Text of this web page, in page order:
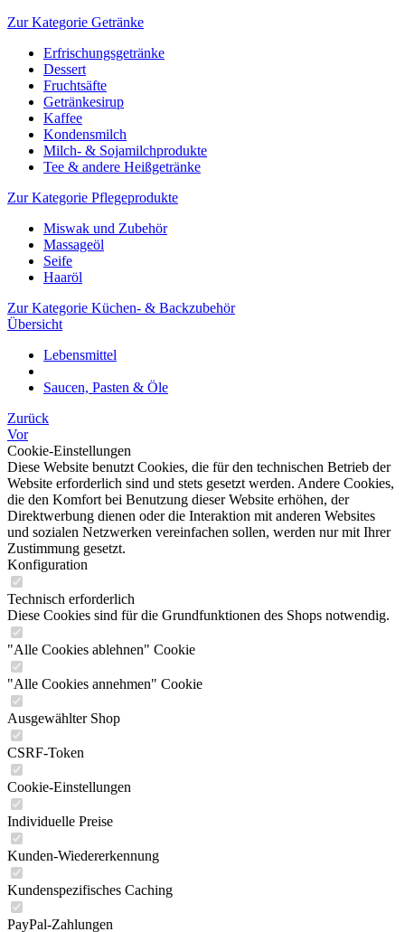
Zur Kategorie Getränke
Erfrischungsgetränke
Dessert
Fruchtsäfte
Getränkesirup
Kaffee
Kondensmilch
Milch- & Sojamilchprodukte
Tee & andere Heißgetränke
Zur Kategorie Pflegeprodukte
Miswak und Zubehör
Massageöl
Seife
Haaröl
Zur Kategorie Küchen- & Backzubehör
Übersicht
Lebensmittel
Saucen, Pasten & Öle
Zurück
Vor
Cookie-Einstellungen
Diese Website benutzt Cookies, die für den technischen Betrieb der
Website erforderlich sind und stets gesetzt werden. Andere Cookies,
die den Komfort bei Benutzung dieser Website erhöhen, der
Direktwerbung dienen oder die Interaktion mit anderen Websites
und sozialen Netzwerken vereinfachen sollen, werden nur mit Ihrer
Zustimmung gesetzt.
Konfiguration
Technisch erforderlich
Diese Cookies sind für die Grundfunktionen des Shops notwendig.
"Alle Cookies ablehnen" Cookie
"Alle Cookies annehmen" Cookie
Ausgewählter Shop
CSRF-Token
Cookie-Einstellungen
Individuelle Preise
Kunden-Wiedererkennung
Kundenspezifisches Caching
PayPal-Zahlungen